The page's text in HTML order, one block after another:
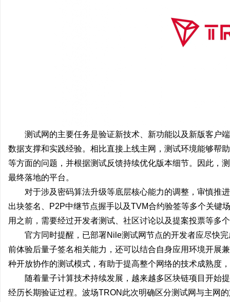
测试网的主要任务是验证新技术、新功能以及新版客户
数据支撑和实践经验。相比直接上线主网，测试环境能够帮
等方面的问题，并根据测试反馈持续优化版本细节。因此，
最终落地的平台。
对于涉及密码算法升级等底层核心能力的调整，审慎推
出块签名、P2P中继节点握手以及TVM合约验签等多个关键
用之前，需要经过开发者测试、社区讨论以及提案投票等多
官方同时提醒，已部署Nile测试网节点的开发者应尽快
前体验后量子签名相关能力，还可以结合自身应用环境开展
种开放协作的测试模式，有助于提高整个网络的技术成熟度
随着量子计算技术持续发展，越来越多区块链项目开始
经历长期验证过程。波场TRON此次明确区分测试网与主网